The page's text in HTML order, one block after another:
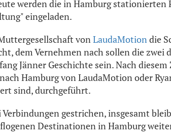
werden die in Hamburg stationierten
eingeladen.
vonLaudaMotiondie
dem Vernehmen nach sollen die
Jänner Geschichte sein. Nach
Hamburg von LaudaMotion oder
sind, durchgeführt.
gestrichen, insgesamt
Destinationen in Hamburg